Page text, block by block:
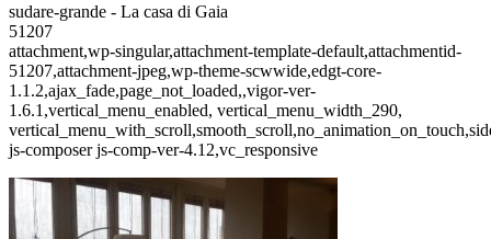
sudare-grande - La casa di Gaia
51207
attachment,wp-singular,attachment-template-default,attachmentid-
51207,attachment-jpeg,wp-theme-scwwide,edgt-core-
1.1.2,ajax_fade,page_not_loaded,,vigor-ver-
1.6.1,vertical_menu_enabled, vertical_menu_width_290,
js-composer js-comp-ver-4.12,vc_responsive